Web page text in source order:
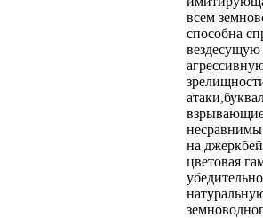
всем
способна
на
цветовая